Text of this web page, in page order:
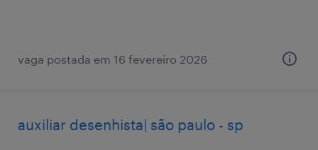
vaga postada em 16 fevereiro 2026
auxiliar desenhista| são paulo - sp